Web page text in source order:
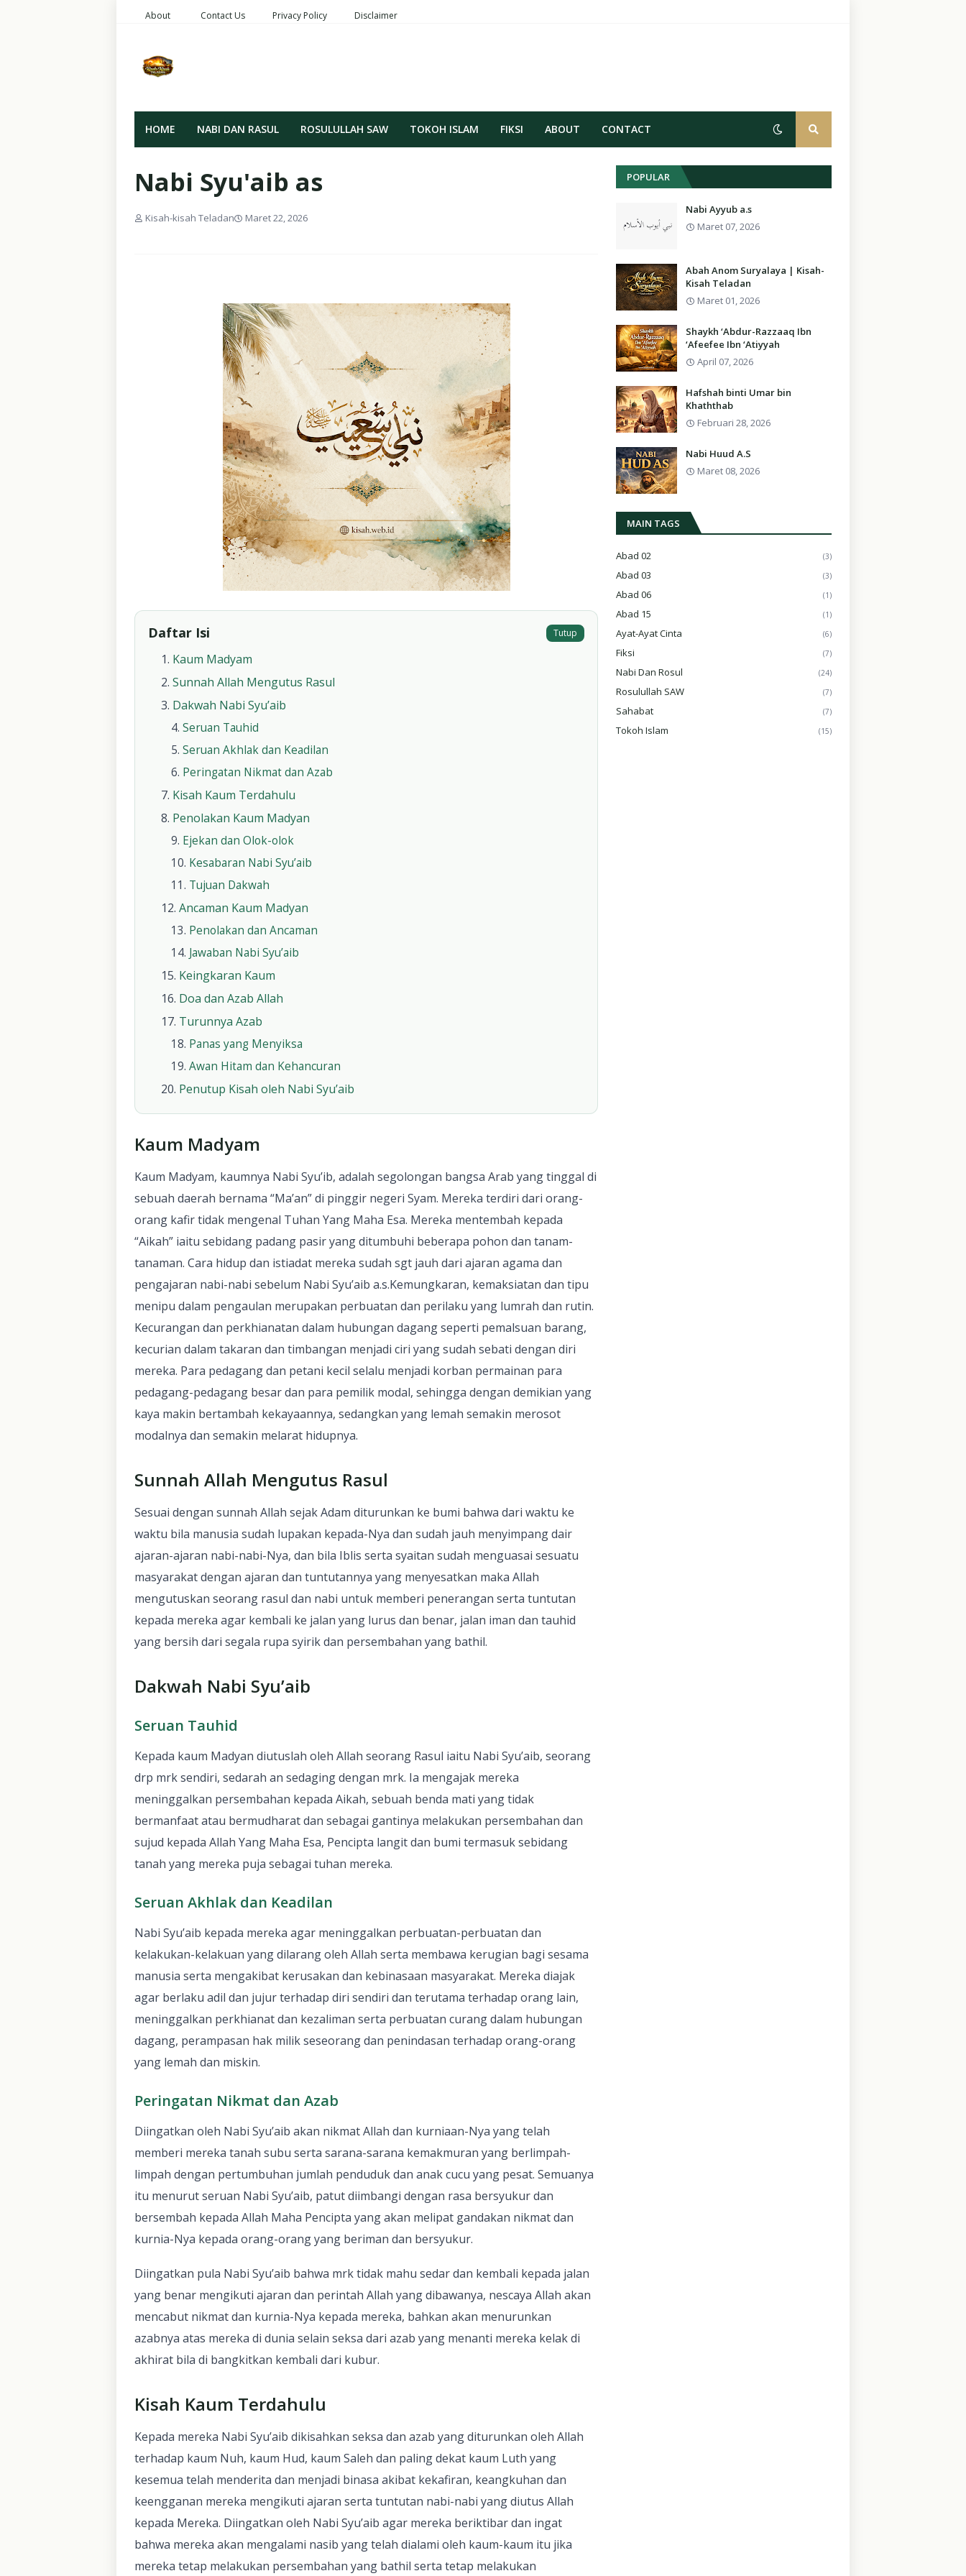
About Contact Us Privacy Policy Disclaimer
HOME NABI DAN RASUL ROSULULLAH SAW TOKOH ISLAM FIKSI ABOUT CONTACT
Nabi Syu'aib as
Kisah-kisah Teladan Maret 22, 2026
Daftar Isi Tutup
Kaum Madyam
Sunnah Allah Mengutus Rasul
Dakwah Nabi Syu’aib
Seruan Tauhid
Seruan Akhlak dan Keadilan
Peringatan Nikmat dan Azab
Kisah Kaum Terdahulu
Penolakan Kaum Madyan
Ejekan dan Olok-olok
Kesabaran Nabi Syu’aib
Tujuan Dakwah
Ancaman Kaum Madyan
Penolakan dan Ancaman
Jawaban Nabi Syu’aib
Keingkaran Kaum
Doa dan Azab Allah
Turunnya Azab
Panas yang Menyiksa
Awan Hitam dan Kehancuran
Penutup Kisah oleh Nabi Syu’aib
Kaum Madyam
Kaum Madyam, kaumnya Nabi Syu’ib, adalah segolongan bangsa Arab yang tinggal di
sebuah daerah bernama “Ma’an” di pinggir negeri Syam. Mereka terdiri dari orang-
orang kafir tidak mengenal Tuhan Yang Maha Esa. Mereka mentembah kepada
“Aikah” iaitu sebidang padang pasir yang ditumbuhi beberapa pohon dan tanam-
tanaman. Cara hidup dan istiadat mereka sudah sgt jauh dari ajaran agama dan
pengajaran nabi-nabi sebelum Nabi Syu’aib a.s.Kemungkaran, kemaksiatan dan tipu
menipu dalam pengaulan merupakan perbuatan dan perilaku yang lumrah dan rutin.
Kecurangan dan perkhianatan dalam hubungan dagang seperti pemalsuan barang,
kecurian dalam takaran dan timbangan menjadi ciri yang sudah sebati dengan diri
mereka. Para pedagang dan petani kecil selalu menjadi korban permainan para
pedagang-pedagang besar dan para pemilik modal, sehingga dengan demikian yang
kaya makin bertambah kekayaannya, sedangkan yang lemah semakin merosot
modalnya dan semakin melarat hidupnya.
Sunnah Allah Mengutus Rasul
Sesuai dengan sunnah Allah sejak Adam diturunkan ke bumi bahwa dari waktu ke
waktu bila manusia sudah lupakan kepada-Nya dan sudah jauh menyimpang dair
ajaran-ajaran nabi-nabi-Nya, dan bila Iblis serta syaitan sudah menguasai sesuatu
masyarakat dengan ajaran dan tuntutannya yang menyesatkan maka Allah
mengutuskan seorang rasul dan nabi untuk memberi penerangan serta tuntutan
kepada mereka agar kembali ke jalan yang lurus dan benar, jalan iman dan tauhid
yang bersih dari segala rupa syirik dan persembahan yang bathil.
Dakwah Nabi Syu’aib
Seruan Tauhid
Kepada kaum Madyan diutuslah oleh Allah seorang Rasul iaitu Nabi Syu’aib, seorang
drp mrk sendiri, sedarah an sedaging dengan mrk. Ia mengajak mereka
meninggalkan persembahan kepada Aikah, sebuah benda mati yang tidak
bermanfaat atau bermudharat dan sebagai gantinya melakukan persembahan dan
sujud kepada Allah Yang Maha Esa, Pencipta langit dan bumi termasuk sebidang
tanah yang mereka puja sebagai tuhan mereka.
Seruan Akhlak dan Keadilan
Nabi Syu’aib kepada mereka agar meninggalkan perbuatan-perbuatan dan
kelakukan-kelakuan yang dilarang oleh Allah serta membawa kerugian bagi sesama
manusia serta mengakibat kerusakan dan kebinasaan masyarakat. Mereka diajak
agar berlaku adil dan jujur terhadap diri sendiri dan terutama terhadap orang lain,
meninggalkan perkhianat dan kezaliman serta perbuatan curang dalam hubungan
dagang, perampasan hak milik seseorang dan penindasan terhadap orang-orang
yang lemah dan miskin.
Peringatan Nikmat dan Azab
Diingatkan oleh Nabi Syu’aib akan nikmat Allah dan kurniaan-Nya yang telah
memberi mereka tanah subu serta sarana-sarana kemakmuran yang berlimpah-
limpah dengan pertumbuhan jumlah penduduk dan anak cucu yang pesat. Semuanya
itu menurut seruan Nabi Syu’aib, patut diimbangi dengan rasa bersyukur dan
bersembah kepada Allah Maha Pencipta yang akan melipat gandakan nikmat dan
kurnia-Nya kepada orang-orang yang beriman dan bersyukur.
Diingatkan pula Nabi Syu’aib bahwa mrk tidak mahu sedar dan kembali kepada jalan
yang benar mengikuti ajaran dan perintah Allah yang dibawanya, nescaya Allah akan
mencabut nikmat dan kurnia-Nya kepada mereka, bahkan akan menurunkan
azabnya atas mereka di dunia selain seksa dari azab yang menanti mereka kelak di
akhirat bila di bangkitkan kembali dari kubur.
Kisah Kaum Terdahulu
Kepada mereka Nabi Syu’aib dikisahkan seksa dan azab yang diturunkan oleh Allah
terhadap kaum Nuh, kaum Hud, kaum Saleh dan paling dekat kaum Luth yang
kesemua telah menderita dan menjadi binasa akibat kekafiran, keangkuhan dan
keengganan mereka mengikuti ajaran serta tuntutan nabi-nabi yang diutus Allah
kepada Mereka. Diingatkan oleh Nabi Syu’aib agar mereka beriktibar dan ingat
bahwa mereka akan mengalami nasib yang telah dialami oleh kaum-kaum itu jika
mereka tetap melakukan persembahan yang bathil serta tetap melakukan
POPULAR
Nabi Ayyub a.s
Maret 07, 2026
Abah Anom Suryalaya | Kisah-
Kisah Teladan
Maret 01, 2026
Shaykh ‘Abdur-Razzaaq Ibn
‘Afeefee Ibn ‘Atiyyah
April 07, 2026
Hafshah binti Umar bin
Khaththab
Februari 28, 2026
Nabi Huud A.S
Maret 08, 2026
MAIN TAGS
Abad 02 (3)
Abad 03 (3)
Abad 06 (1)
Abad 15 (1)
Ayat-Ayat Cinta (6)
Fiksi (7)
Nabi Dan Rosul (24)
Rosulullah SAW (7)
Sahabat (7)
Tokoh Islam (15)